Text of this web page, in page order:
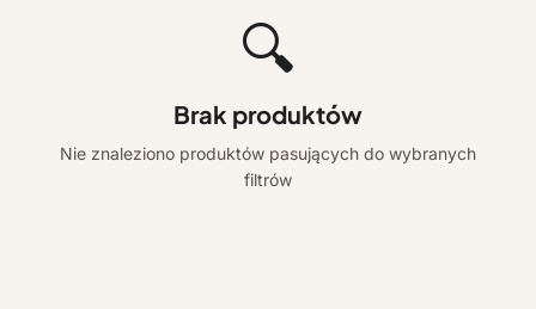
🔍
Brak produktów
Nie znaleziono produktów pasujących do wybranych
filtrów